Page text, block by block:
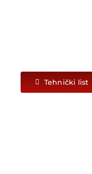
Tehnički list